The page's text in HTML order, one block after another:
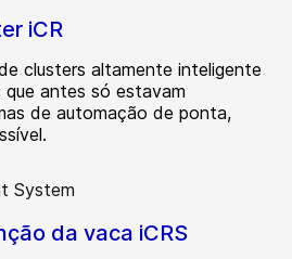
iCR
clusters altamente inteligente
antes só estavam
de automação de ponta,
da vaca iCRS